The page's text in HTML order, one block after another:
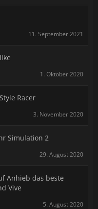
11. September 2021
1. Oktober 2020
Racer
3. November 2020
Simulation 2
29. August 2020
Anhieb das beste
Vive
5. August 2020